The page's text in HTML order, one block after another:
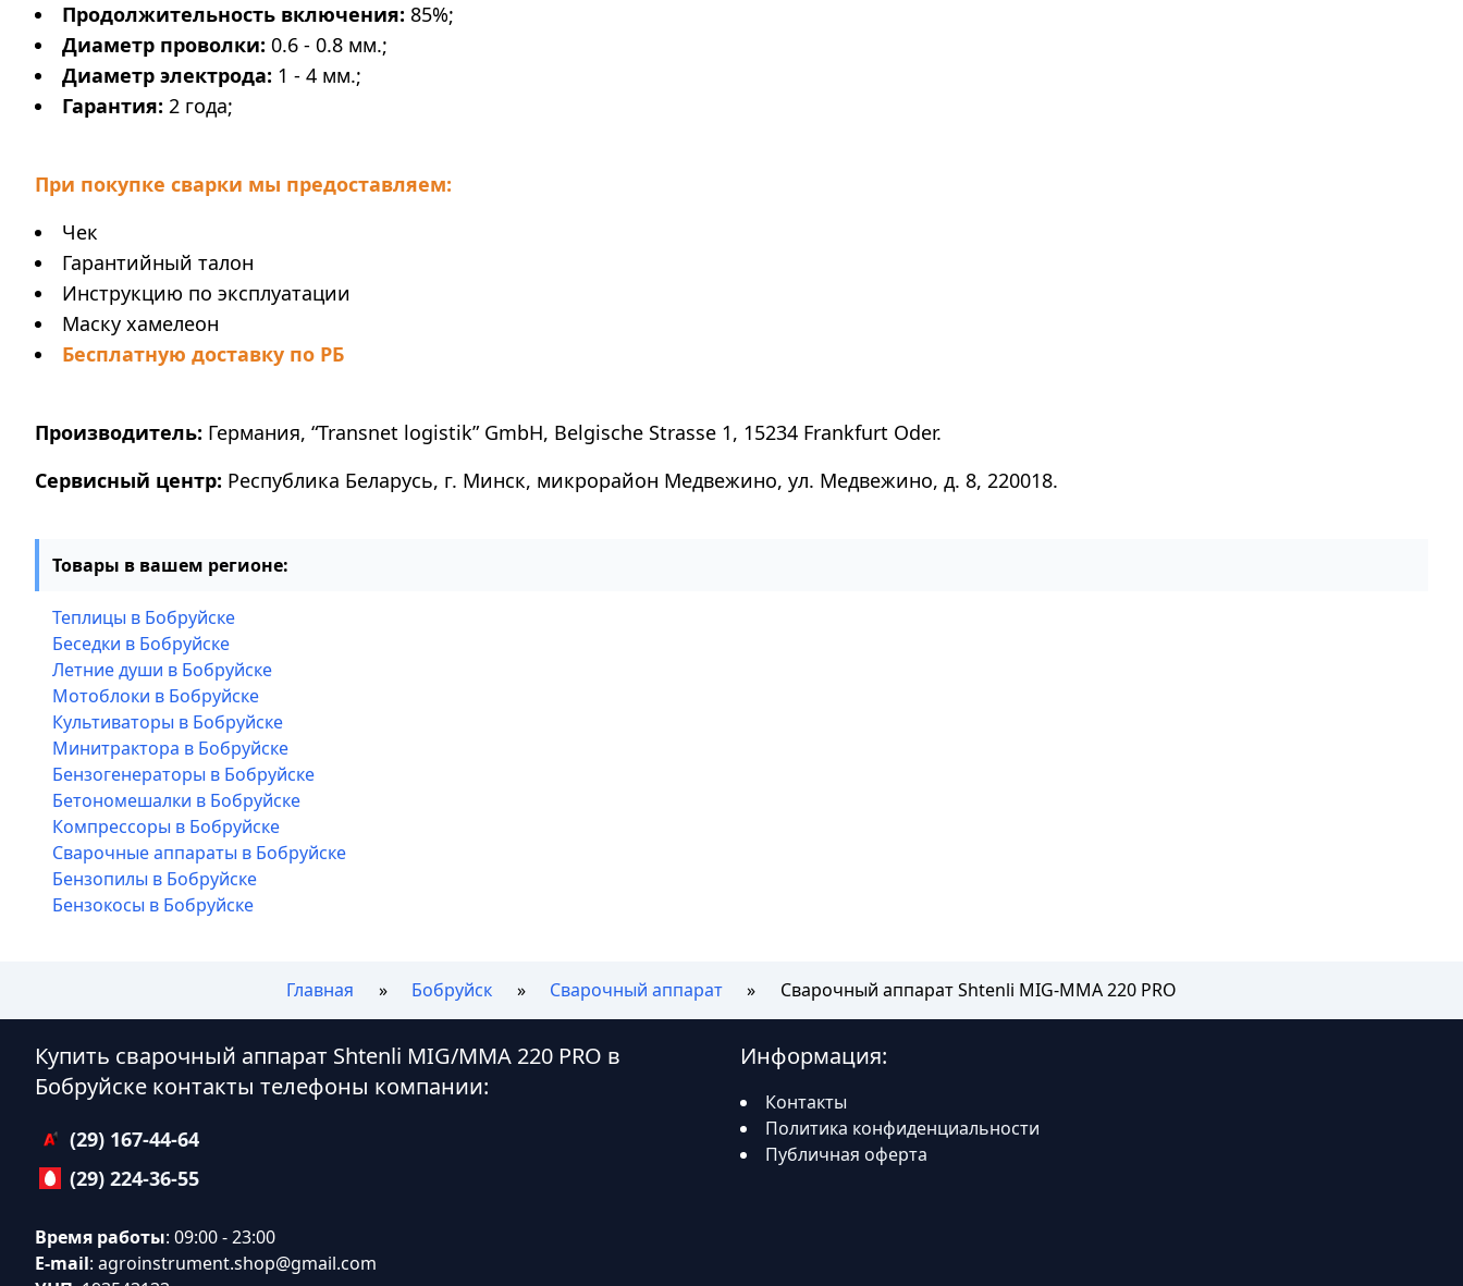
Продолжительность включения: 85%;
Диаметр проволки: 0.6 - 0.8 мм.;
Диаметр электрода: 1 - 4 мм.;
Гарантия: 2 года;
При покупке сварки мы предоставляем:
Чек
Гарантийный талон
Инструкцию по эксплуатации
Маску хамелеон
Бесплатную доставку по РБ
Производитель: Германия, “Transnet logistik” GmbH, Belgische Strasse 1, 15234 Frankfurt Oder.
Сервисный центр: Республика Беларусь, г. Минск, микрорайон Медвежино, ул. Медвежино, д. 8, 220018.
Товары в вашем регионе:
Теплицы в Бобруйске
Беседки в Бобруйске
Летние души в Бобруйске
Мотоблоки в Бобруйске
Культиваторы в Бобруйске
Минитрактора в Бобруйске
Бензогенераторы в Бобруйске
Бетономешалки в Бобруйске
Компрессоры в Бобруйске
Сварочные аппараты в Бобруйске
Бензопилы в Бобруйске
Бензокосы в Бобруйске
Главная Бобруйск Сварочный аппарат Сварочный аппарат Shtenli МIG-MMA 220 PRO
Купить сварочный аппарат Shtenli МIG/MMA 220 PRO в
Бобруйске контакты телефоны компании:
(29) 167-44-64
(29) 224-36-55
Время работы: 09:00 - 23:00
E-mail: agroinstrument.shop@gmail.com
Информация:
Контакты
Политика конфиденциальности
Публичная оферта